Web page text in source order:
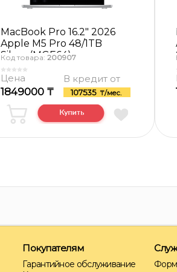
MacBook Pro 16.2″ 2026
Apple M5 Pro 48/1TB
Silver (MGE64)
Код товара: 200907
Цена
1849000 ₸
В кредит от
107535 ₸/мес.
Покупателям
Гарантийное обслуживание